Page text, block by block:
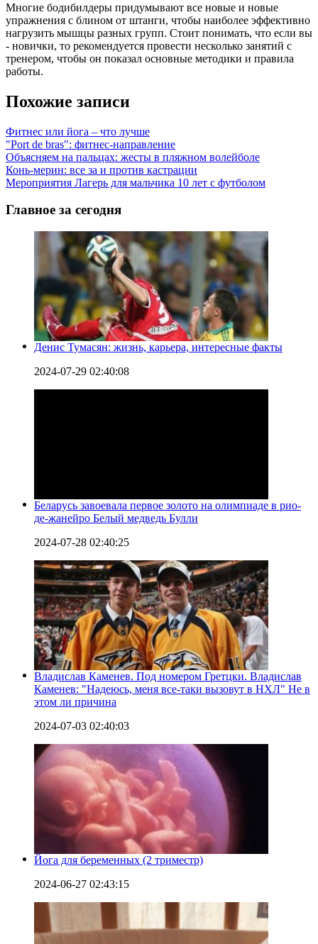
Многие бодибилдеры придумывают все новые и новые
упражнения с блином от штанги, чтобы наиболее эффективно
нагрузить мышцы разных групп. Стоит понимать, что если вы
- новички, то рекомендуется провести несколько занятий с
тренером, чтобы он показал основные методики и правила
работы.
Похожие записи
Фитнес или йога – что лучше
"Port de bras": фитнес-направление
Объясняем на пальцах: жесты в пляжном волейболе
Конь-мерин: все за и против кастрации
Мероприятия Лагерь для мальчика 10 лет с футболом
Главное за сегодня
Денис Тумасян: жизнь, карьера, интересные факты
2024-07-29 02:40:08
Беларусь завоевала первое золото на олимпиаде в рио-
де-жанейро Белый медведь Булли
2024-07-28 02:40:25
Владислав Каменев. Под номером Гретцки. Владислав
Каменев: "Надеюсь, меня все-таки вызовут в НХЛ" Не в
этом ли причина
2024-07-03 02:40:03
Йога для беременных (2 триместр)
2024-06-27 02:43:15